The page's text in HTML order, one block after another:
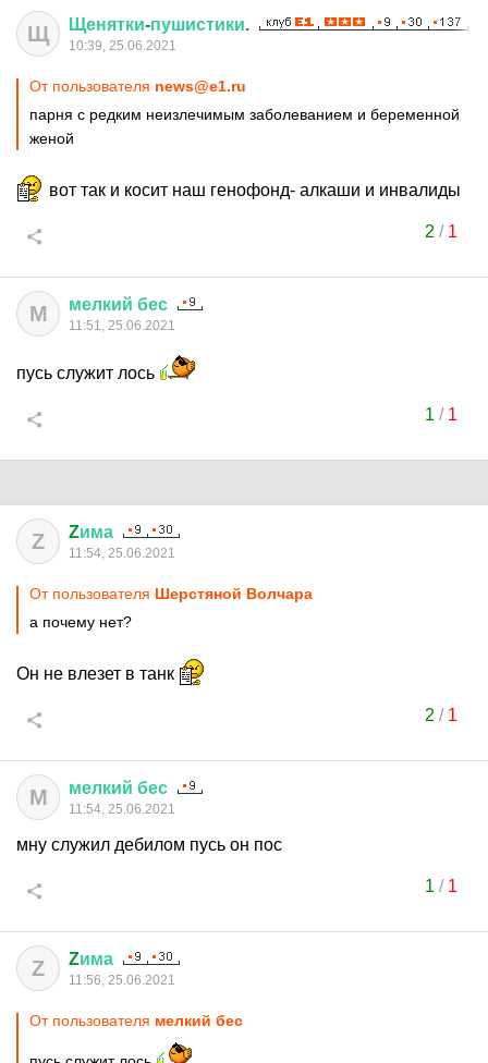
Щ Щенятки-пушистики.
10:39, 25.06.2021
От пользователя news@e1.ru
парня с редким неизлечимым заболеванием и беременной
женой
вот так и косит наш генофонд- алкаши и инвалиды
2 / 1
М мелкий бес
11:51, 25.06.2021
пусь служит лось
1 / 1
Z Zима
11:54, 25.06.2021
От пользователя Шерстяной Волчара
а почему нет?
Он не влезет в танк
2 / 1
М мелкий бес
11:54, 25.06.2021
мну служил дебилом пусь он пос
1 / 1
Z Zима
11:56, 25.06.2021
От пользователя мелкий бес